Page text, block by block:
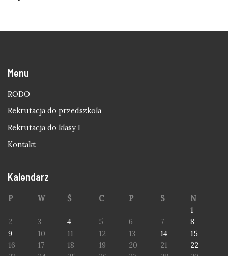
Menu
RODO
Rekrutacja do przedszkola
Rekrutacja do klasy I
Kontakt
Kalendarz
P W Ś C P S
N
1
2
3 4 5 6 7
8
9
10 11 12 13 14
15
16
17 18 19 20 21
22